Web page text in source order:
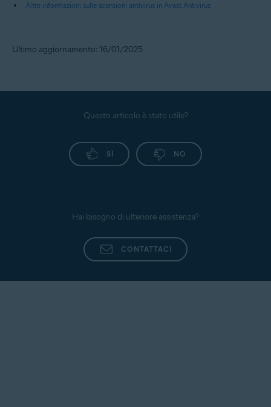
Altre informazioni sulle scansioni antivirus in Avast Antivirus
Ultimo aggiornamento: 16/01/2025
Questo articolo è stato utile?
SÌ NO
Hai bisogno di ulteriore assistenza?
CONTATTACI